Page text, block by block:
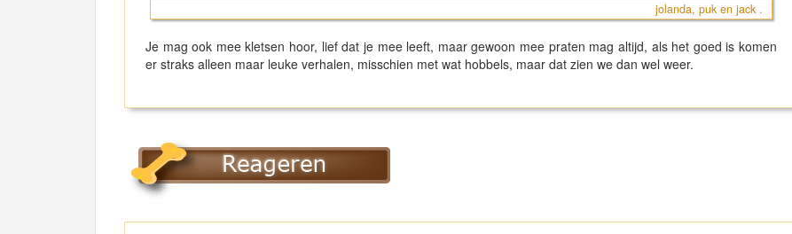
jolanda, puk en jack .
Je mag ook mee kletsen hoor, lief dat je mee leeft, maar gewoon mee praten mag altijd, als het goed is komen
er straks alleen maar leuke verhalen, misschien met wat hobbels, maar dat zien we dan wel weer.